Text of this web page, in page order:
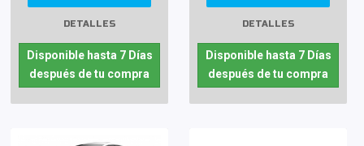
DETALLES
Disponible hasta 7 Días
después de tu compra
DETALLES
Disponible hasta 7 Días
después de tu compra